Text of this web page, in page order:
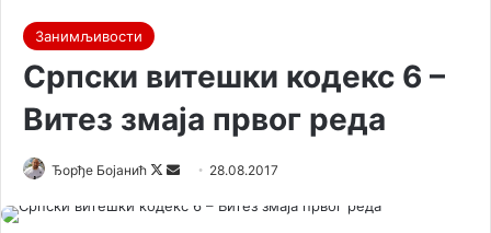
Занимљивости
Српски витешки кодекс 6 –
Витез змаја првог реда
Ђорђе Бојанић
F
28.08.2017